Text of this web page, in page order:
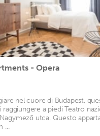
- Opera
nel cuore di Budapest,
a piedi Teatro
utca. Questo
...